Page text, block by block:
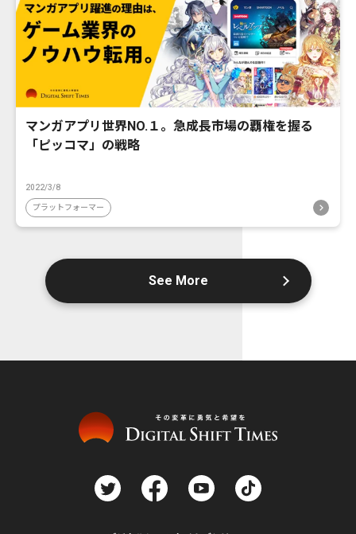
マンガアプリ世界NO.１。急成長市場の覇権を握る
「ピッコマ」の戦略
2022/3/8
プラットフォーマー
See More